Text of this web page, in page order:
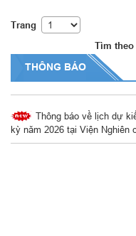
Trang
Tìm theo
THÔNG BÁO
Thông báo về lịch dự
kỳ năm 2026 tại Viện Nghiên
Thông báo về việc